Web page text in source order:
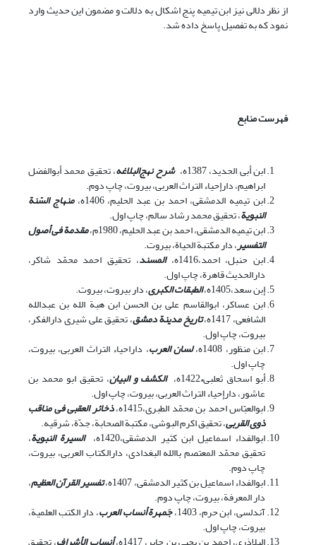
از نظر دلالی نیز ابن تیمیه پنج اشکال به دلالت و مضمون این حدیث وارد
نمود که به تفصیل پاسخ داده شد.
فهرست منابع
ابن أبی الحدید، 1387ه، شرح نهج‌البلاغه، تحقیق محمد أبوالفضل
ابراهیم، دارإحیاء التراث العربی، بیروت، چاپ دوم.
ابن تیمیه الدمشقی، احمد بن عبد الحلیم، 1406ه، منهاج السّنة
النبویة، تحقیق محمد رشاد سالم، چاپ اول.
ابن تیمیه الدمشقی، احمد بن عبد الحلیم، 1980م، مقدمة فی أصول
التفسیر، دار مکتبة الحیاة، بیروت.
ابن حنبل، احمد،1416ه، المسند، تحقیق احمد محمّد شاکر،
دارالحدیث قاهرة، چاپ اول.
إبن سعد،1405ه، الطبقات الکبری، دار بیروت، بیروت.
ابن عساکر، ابوالقاسم علی بن الحسن ابن هبة الله بن عبدالله
الشافعی، 1417ه، تاریخ مدینة دمشق، تحقیق علی شیری دارالفکر،
بیروت، چاپ اول.
ابن منظور، 1408ه، لسان العرب، داراحیاء التراث العربی، بیروت،
چاپ اول.
أبو اسحاق ثعلبی،1422ه، الکشف و البیان، تحقیق ابو محمد بن
عاشور، دارإحیاء التراث العربی، بیروت، چاپ اول.
ابوالعبّاس احمد بن محمّد الطبری،1415ه، ذخائر العقبی فی مناقب
ذوی القربی، تحقیق اکرم البوشی، مکتبة الصحابة، جدّة، شرقیه.
ابوالفداء اسماعیل ابن کثیر الدمشقی،1420ه، السیرة النبویة،
تحقیق محمّد المعتصم باالله البغدادی، دارالکتاب العربی، بیروت،
چاپ دوم.
ابوالفداء اسماعیل بن کثیر الدمشقی، 1407ه، تفسیر القرآن العظیم،
دار المعرفة، بیروت، چاپ دوم.
آندلسی، ابن حرم، 1403، جَمهرة أنساب العرب، دار الکتب العلمیة،
بیروت، چاپ اول.